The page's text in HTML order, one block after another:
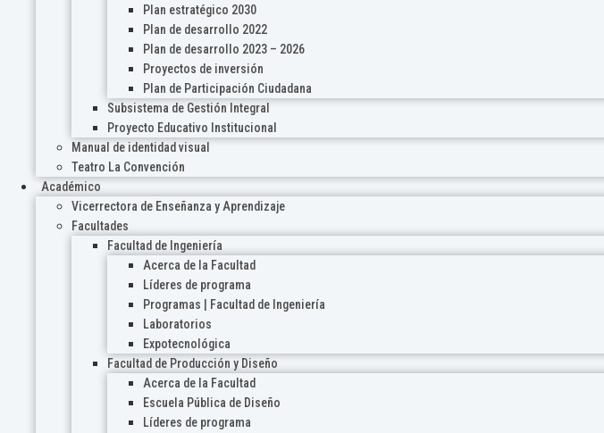
Plan estratégico 2030
Plan de desarrollo 2022
Plan de desarrollo 2023 – 2026
Proyectos de inversión
Plan de Participación Ciudadana
Subsistema de Gestión Integral
Proyecto Educativo Institucional
Manual de identidad visual
Teatro La Convención
Académico
Vicerrectora de Enseñanza y Aprendizaje
Facultades
Facultad de Ingeniería
Acerca de la Facultad
Líderes de programa
Programas | Facultad de Ingeniería
Laboratorios
Expotecnológica
Facultad de Producción y Diseño
Acerca de la Facultad
Escuela Pública de Diseño
Líderes de programa